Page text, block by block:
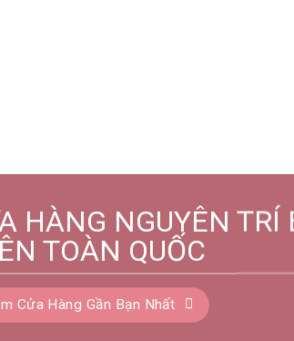
HÀNG NGUYÊN TRÍ
TOÀN QUỐC
Cửa Hàng Gần Bạn Nhất